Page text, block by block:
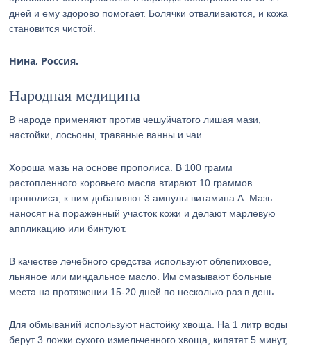
дней и ему здорово помогает. Болячки отваливаются, и кожа
становится чистой.
Нина, Россия.
Народная медицина
В народе применяют против чешуйчатого лишая мази,
настойки, лосьоны, травяные ванны и чаи.
Хороша мазь на основе прополиса. В 100 грамм
растопленного коровьего масла втирают 10 граммов
прополиса, к ним добавляют 3 ампулы витамина A. Мазь
наносят на пораженный участок кожи и делают марлевую
аппликацию или бинтуют.
В качестве лечебного средства используют облепиховое,
льняное или миндальное масло. Им смазывают больные
места на протяжении 15-20 дней по несколько раз в день.
Для обмываний используют настойку хвоща. На 1 литр воды
берут 3 ложки сухого измельченного хвоща, кипятят 5 минут,